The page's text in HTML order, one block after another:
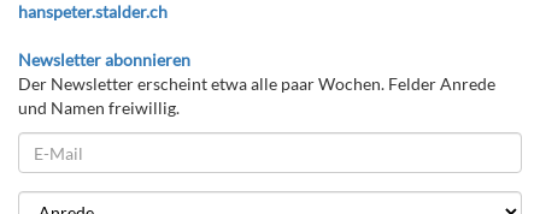
hanspeter.stalder.ch
Newsletter abonnieren
Der Newsletter erscheint etwa alle paar Wochen. Felder Anrede
und Namen freiwillig.